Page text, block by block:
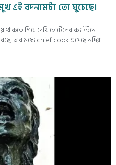
এই বদনামটা তো ঘুচেছে।
থাকতে গিয়ে দেখি হোটেলের ক্যান্টিনে
তার মধ্যে chief cook এসেছে নদিয়া